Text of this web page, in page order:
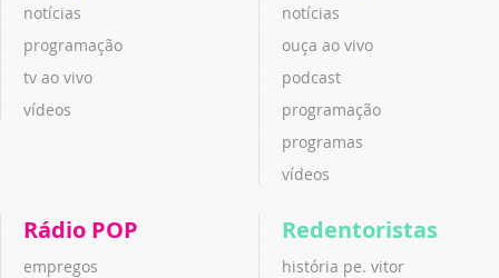
notícias
programação
tv ao vivo
vídeos
notícias
ouça ao vivo
podcast
programação
programas
vídeos
Rádio POP
empregos
Redentoristas
história pe. vitor